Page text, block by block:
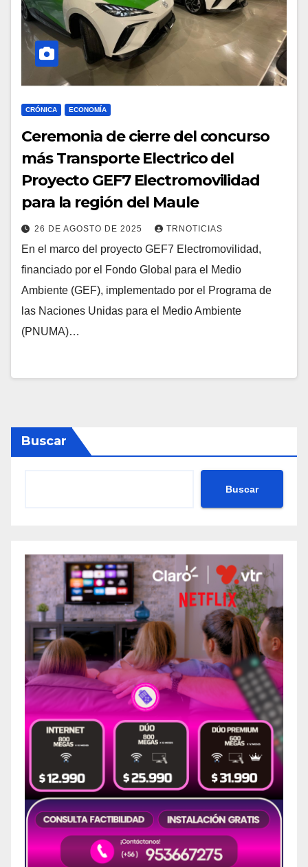
CRÓNICA ECONOMÍA
Ceremonia de cierre del concurso
más Transporte Electrico del
Proyecto GEF7 Electromovilidad
para la región del Maule
26 DE AGOSTO DE 2025 TRNOTICIAS
En el marco del proyecto GEF7 Electromovilidad,
financiado por el Fondo Global para el Medio
Ambiente (GEF), implementado por el Programa de
las Naciones Unidas para el Medio Ambiente
(PNUMA)…
Buscar
Buscar